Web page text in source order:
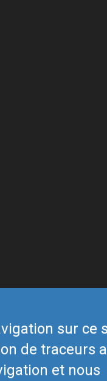
sur ce
de traceurs
et nous
Back to top